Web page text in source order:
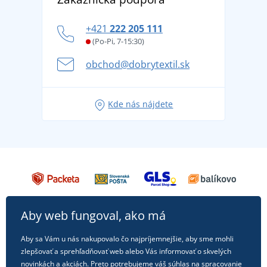
DobrýTextil pre firmy a organizácie
tradíciou od roku 1976
Letné dobrodružstvo sa začína balením alebo
pripravte sa na dovolenku bez starostí
Tipy na svieže outfity pre pohodové leto
+421 222 205 111
(Po-Pi, 7-15:30)
obchod@dobrytextil.sk
Kde nás nájdete
Aby web fungoval, ako má
Aby sa Vám u nás nakupovalo čo najpríjemnejšie, aby sme mohli
zlepšovať a sprehľadňovať web alebo Vás informovať o skvelých
novinkách a akciách. Preto potrebujeme váš súhlas na spracovanie